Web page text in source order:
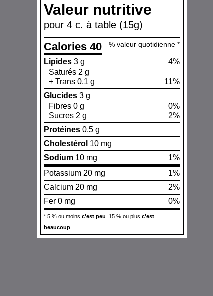
Valeur nutritive
pour 4 c. à table (15g)
Calories 40 % valeur quotidienne *
Lipides 3 g
4%
Saturés 2 g
+ Trans 0,1 g
11%
Glucides 3 g
Fibres 0 g
0%
Sucres 2 g
2%
Protéines 0,5 g
Cholestérol 10 mg
Sodium 10 mg
1%
Potassium 20 mg
1%
Calcium 20 mg
2%
Fer 0 mg
0%
* 5 % ou moins c'est peu . 15 % ou plus c'est
beaucoup